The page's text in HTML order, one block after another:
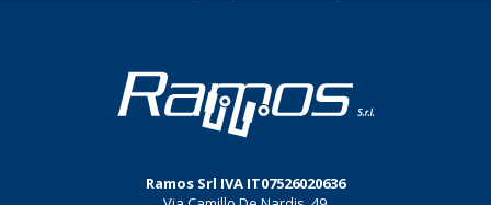
Ramos Srl IVAIT07526020636